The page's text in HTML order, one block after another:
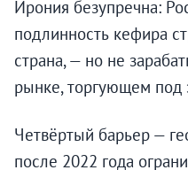
Ирония безупречна:
подлинность кефира
страна, — но не
рынке, торгующем под
Четвёртый барьер —
после 2022 года